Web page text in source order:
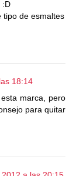
:D
tipo de esmaltes
18:14
marca, pero
para quitar